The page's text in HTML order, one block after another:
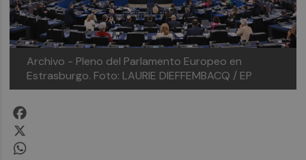
Archivo - Pleno del Parlamento Europeo en
Estrasburgo. Foto: LAURIE DIEFFEMBACQ / EP